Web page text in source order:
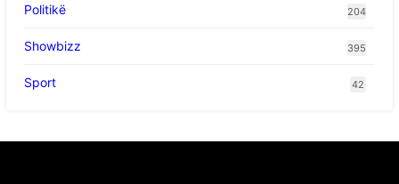
Politikë 204
Showbizz 395
Sport 42